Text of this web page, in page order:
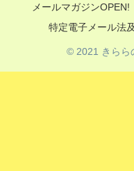
メールマガジンOPEN!
特定電子メール法
© 2021 きらら